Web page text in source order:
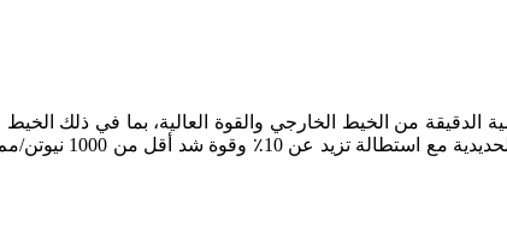
المراد معالجتها من